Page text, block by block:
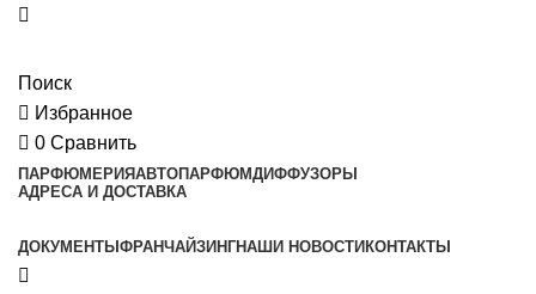
Поиск
Избранное
0 Сравнить
ПАРФЮМЕРИЯАВТОПАРФЮМДИФФУЗОРЫ
АДРЕСА И ДОСТАВКА
ДОКУМЕНТЫ ФРАНЧАЙЗИНГНАШИ НОВОСТИ КОНТАКТЫ